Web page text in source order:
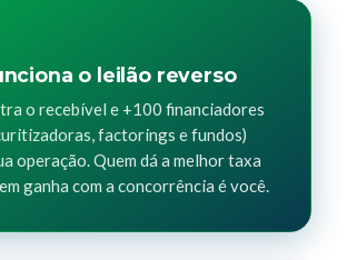
o leilão reverso
o recebível e +100 financiadores
factorings e fundos)
operação. Quem dá a melhor taxa
ganha com a concorrência é você.